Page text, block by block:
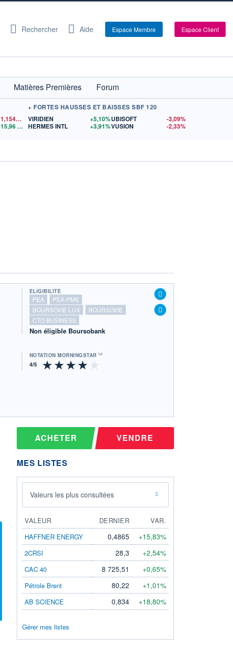
Rechercher Aide Espace Membre Espace Client
Matières Premières
Forum
1,1546$US
15,96$US
+ FORTES HAUSSES ET BAISSES SBF 120
VIRIDIEN
+5,10%
HERMES INTL
+3,91%
UBISOFT
-3,09%
VUSION
-2,33%
ÉLIGIBILITÉ
PEA
PEA-PME
BOURSOVIE LUX
BOURSOVIE
CTO BUSINESS
Non éligible Boursobank
NOTATION MORNINGSTAR ⁽¹⁾
ACHETER VENDRE
MES LISTES
Valeurs les plus consultées
VALEUR DERNIER
VAR.
HAFFNER ENERGY
0,4865 +15,83%
2CRSI 28,3 +2,54%
CAC 40 8 725,51 +0,65%
Pétrole Brent 80,22 +1,01%
AB SCIENCE 0,834 +18,80%
Gérer mes listes